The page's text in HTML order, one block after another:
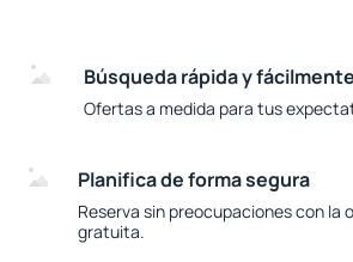
Búsqueda rápida y fácilmente
Ofertas a medida para tus
Planifica de forma segura
Reserva sin preocupaciones con la
gratuita.